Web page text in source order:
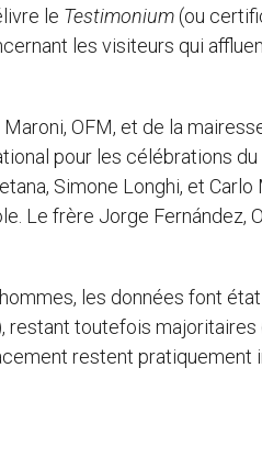
le Testimonium (ou
les visiteurs qui
OFM, et de la
pour les célébrations
Simone Longhi, et Carlo
Le frère Jorge Fernández,
les données font état
restant toutefois majoritaires
restent pratiquement